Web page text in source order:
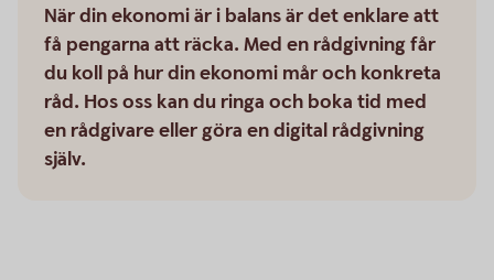
När din ekonomi är i balans är det enklare att
få pengarna att räcka. Med en rådgivning får
du koll på hur din ekonomi mår och konkreta
råd. Hos oss kan du ringa och boka tid med
en rådgivare eller göra en digital rådgivning
själv.